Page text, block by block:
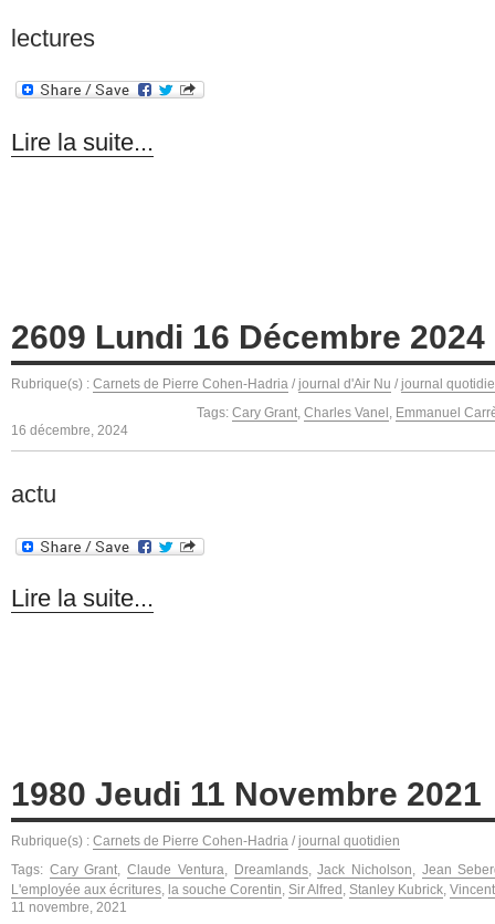
lectures
Lire la suite...
2609 Lundi 16 Décembre 2024
Rubrique(s) : Carnets de Pierre Cohen-Hadria / journal d'Air Nu / journal
Tags: Cary Grant Charles Vanel Emmanuel
16 décembre, 2024
actu
Lire la suite...
1980 Jeudi 11 Novembre 2021
Rubrique(s) : Carnets de Pierre Cohen-Hadria / journal quotidien
Tags: Cary Grant ,Claude Ventura Dreamlands,Jack Nicholson
Jean
L'employée aux écritures la souche Corentin Sir Alfred Stanley Kubrick
11 novembre, 2021